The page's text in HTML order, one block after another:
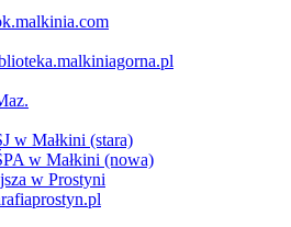
w Małkini (stara)
w Małkini (nowa)
w Prostyni